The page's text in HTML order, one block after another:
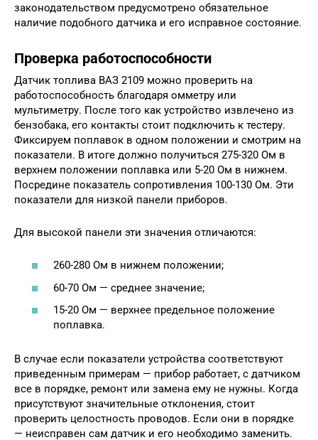
законодательством предусмотрено обязательное
наличие подобного датчика и его исправное состояние.
Проверка работоспособности
Датчик топлива ВАЗ 2109 можно проверить на
работоспособность благодаря омметру или
мультиметру. После того как устройство извлечено из
бензобака, его контакты стоит подключить к тестеру.
Фиксируем поплавок в одном положении и смотрим на
показатели. В итоге должно получиться 275-320 Ом в
верхнем положении поплавка или 5-20 Ом в нижнем.
Посредине показатель сопротивления 100-130 Ом. Эти
показатели для низкой панели приборов.
Для высокой панели эти значения отличаются:
260-280 Ом в нижнем положении;
60-70 Ом — среднее значение;
15-20 Ом — верхнее предельное положение
поплавка.
В случае если показатели устройства соответствуют
приведенным примерам — прибор работает, с датчиком
все в порядке, ремонт или замена ему не нужны. Когда
присутствуют значительные отклонения, стоит
проверить целостность проводов. Если они в порядке
— неисправен сам датчик и его необходимо заменить.